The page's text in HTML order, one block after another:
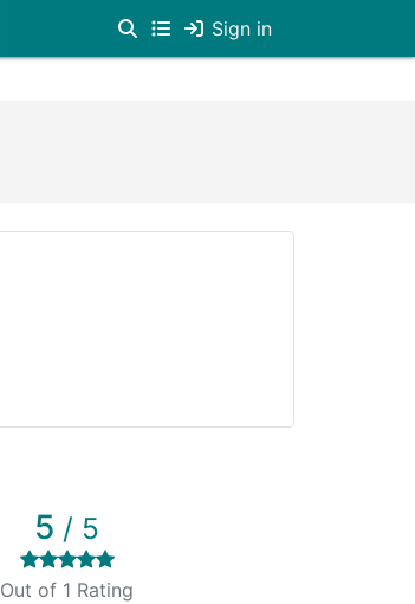
Sign in
5 / 5
Out of 1 Rating